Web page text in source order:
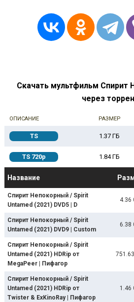
Скачать мультфильм Спирит
через
ОПИСАНИЕ РАЗМЕР
TS 1.37 ГБ
TS 720p 1.84 ГБ
Название
Спирит Непокорный / Spirit
Untamed (2021) DVD5 | D
4.36
Спирит Непокорный / Spirit
Untamed (2021) DVD9 | Custom
6.38
Спирит Непокорный / Spirit
Untamed (2021) HDRip от
MegaPeer | Пифагор
Спирит Непокорный / Spirit
Untamed (2021) HDRip от
Twister & ExKinoRay | Пифагор
1.46